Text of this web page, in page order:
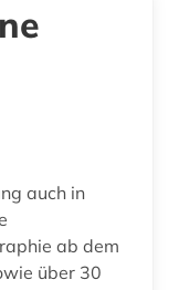
auch in
ab dem
über 30